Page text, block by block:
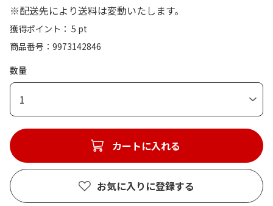
※配送先により送料は変動いたします。
獲得ポイント： 5 pt
商品番号
9973142846
数量
1
カートに入れる
お気に入りに登録する